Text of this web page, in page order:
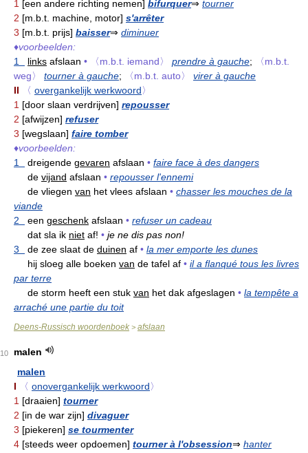
1 [een andere richting nemen] bifurquer⇒ tourner
2 [m.b.t. machine, motor] s'arrêter
3 [m.b.t. prijs] baisser⇒ diminuer
♦voorbeelden:
1
links afslaan • 〈m.b.t. iemand〉 prendre à gauche;
〈m.b.t.
weg〉
tourner à gauche; 〈m.b.t. auto〉
virer à gauche
II
〈 overgankelijk werkwoord〉
1 [door slaan verdrijven] repousser
2 [afwijzen] refuser
3 [wegslaan] faire tomber
♦voorbeelden:
1
dreigende gevaren afslaan • faire face à des dangers
de vijand afslaan • repousser l'ennemi
de vliegen van het vlees afslaan • chasser les mouches de la
viande
2
een geschenk afslaan • refuser un cadeau
dat sla ik niet af! • je ne dis pas non!
3
de zee slaat de duinen af • la mer emporte les dunes
hij sloeg alle boeken van de tafel af • il a flanqué tous les livres
par terre
de storm heeft een stuk van het dak afgeslagen • la tempête a
arraché une partie du toit
Deens-Russisch woordenboek > afslaan
10
malen
malen
I
〈 onovergankelijk werkwoord〉
1 [draaien] tourner
2 [in de war zijn] divaguer
3 [piekeren] se tourmenter
4 [steeds weer opdoemen] tourner à l'obsession⇒ hanter